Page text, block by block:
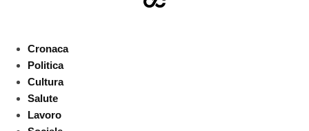
Cronaca
Politica
Cultura
Salute
Lavoro